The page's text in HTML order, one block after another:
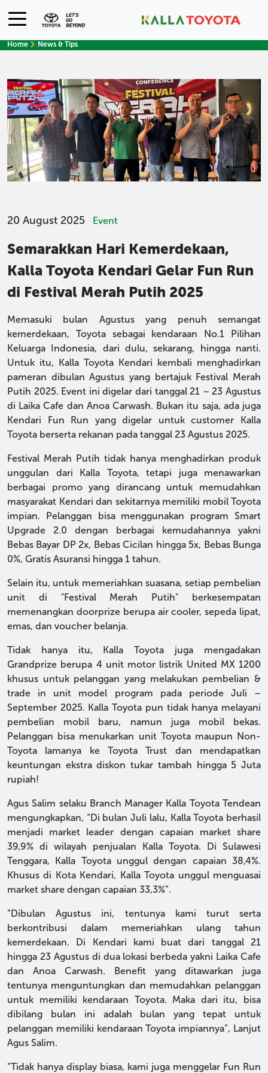
Home News & Tips
20 August 2025 Event
Semarakkan Hari Kemerdekaan,
Kalla Toyota Kendari Gelar Fun Run
di Festival Merah Putih 2025
Memasuki bulan Agustus yang penuh semangat
kemerdekaan, Toyota sebagai kendaraan No.1 Pilihan
Keluarga Indonesia, dari dulu, sekarang, hingga nanti.
Untuk itu, Kalla Toyota Kendari kembali menghadirkan
pameran dibulan Agustus yang bertajuk Festival Merah
Putih 2025. Event ini digelar dari tanggal 21 – 23 Agustus
di Laika Cafe dan Anoa Carwash. Bukan itu saja, ada juga
Kendari Fun Run yang digelar untuk customer Kalla
Toyota berserta rekanan pada tanggal 23 Agustus 2025.
Festival Merah Putih tidak hanya menghadirkan produk
unggulan dari Kalla Toyota, tetapi juga menawarkan
berbagai promo yang dirancang untuk memudahkan
masyarakat Kendari dan sekitarnya memiliki mobil Toyota
impian. Pelanggan bisa menggunakan program Smart
Upgrade 2.0 dengan berbagai kemudahannya yakni
Bebas Bayar DP 2x, Bebas Cicilan hingga 5x, Bebas Bunga
0%, Gratis Asuransi hingga 1 tahun.
Selain itu, untuk memeriahkan suasana, setiap pembelian
unit di "Festival Merah Putih" berkesempatan
memenangkan doorprize berupa air cooler, sepeda lipat,
emas, dan voucher belanja.
Tidak hanya itu, Kalla Toyota juga mengadakan
Grandprize berupa 4 unit motor listrik United MX 1200
khusus untuk pelanggan yang melakukan pembelian &
trade in unit model program pada periode Juli –
September 2025. Kalla Toyota pun tidak hanya melayani
pembelian mobil baru, namun juga mobil bekas.
Pelanggan bisa menukarkan unit Toyota maupun Non-
Toyota lamanya ke Toyota Trust dan mendapatkan
keuntungan ekstra diskon tukar tambah hingga 5 Juta
rupiah!
Agus Salim selaku Branch Manager Kalla Toyota Tendean
mengungkapkan, “Di bulan Juli lalu, Kalla Toyota berhasil
menjadi market leader dengan capaian market share
39,9% di wilayah penjualan Kalla Toyota. Di Sulawesi
Tenggara, Kalla Toyota unggul dengan capaian 38,4%.
Khusus di Kota Kendari, Kalla Toyota unggul menguasai
market share dengan capaian 33,3%”.
“Dibulan Agustus ini, tentunya kami turut serta
berkontribusi dalam memeriahkan ulang tahun
kemerdekaan. Di Kendari kami buat dari tanggal 21
hingga 23 Agustus di dua lokasi berbeda yakni Laika Cafe
dan Anoa Carwash. Benefit yang ditawarkan juga
tentunya menguntungkan dan memudahkan pelanggan
untuk memiliki kendaraan Toyota. Maka dari itu, bisa
dibilang bulan ini adalah bulan yang tepat untuk
pelanggan memiliki kendaraan Toyota impiannya”, Lanjut
Agus Salim.
“Tidak hanya display biasa, kami juga menggelar Fun Run